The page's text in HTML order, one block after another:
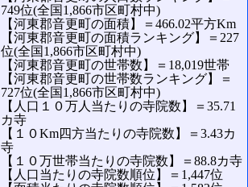
749位(全国1,866市区町村中)
【河東郡音更町の面積】＝466.02平方Km
【河東郡音更町の面積ランキング】＝227
位(全国1,866市区町村中)
【河東郡音更町の世帯数】＝18,019世帯
【河東郡音更町の世帯数ランキング】＝
727位(全国1,866市区町村中)
【人口１０万人当たりの寺院数】＝35.71
カ寺
【１０Km四方当たりの寺院数】＝3.43カ
寺
【１０万世帯当たりの寺院数】＝88.8カ寺
【人口当たりの寺院数順位】＝1,447位